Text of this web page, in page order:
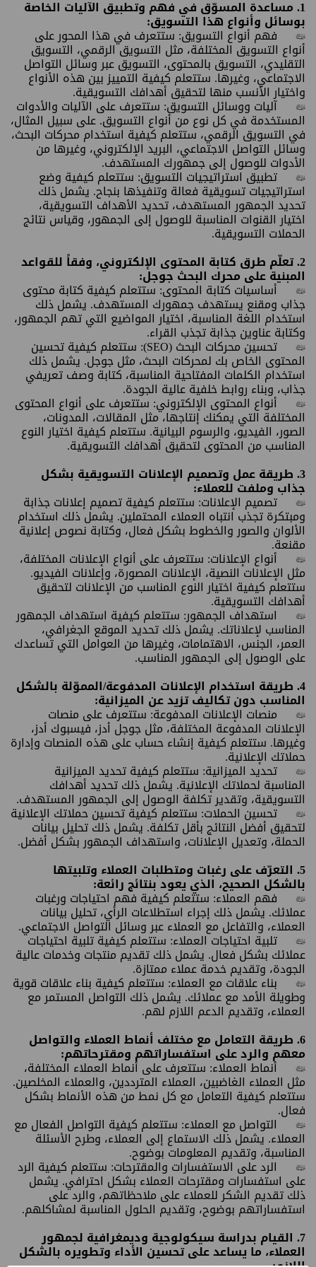
1. مساعدة المسوّق في فهم وتطبيق الآليات الخاصة
بوسائل وأنواع هذا التسويق:
• فهم أنواع التسويق: ستتعرف في هذا المحور على
أنواع التسويق المختلفة، مثل التسويق الرقمي، التسويق
التقليدي، التسويق بالمحتوى، التسويق عبر وسائل التواصل
الاجتماعي، وغيرها. ستتعلم كيفية التمييز بين هذه الأنواع
واختيار الأنسب منها لتحقيق أهدافك التسويقية.
• آليات ووسائل التسويق: ستتعرف على الآليات والأدوات
المستخدمة في كل نوع من أنواع التسويق. على سبيل المثال،
في التسويق الرقمي، ستتعلم كيفية استخدام محركات البحث،
وسائل التواصل الاجتماعي، البريد الإلكتروني، وغيرها من
الأدوات للوصول إلى جمهورك المستهدف.
• تطبيق استراتيجيات التسويق: ستتعلم كيفية وضع
استراتيجيات تسويقية فعالة وتنفيذها بنجاح. يشمل ذلك
تحديد الجمهور المستهدف، تحديد الأهداف التسويقية،
اختيار القنوات المناسبة للوصول إلى الجمهور، وقياس نتائج
الحملات التسويقية.
2. تعلّم طرق كتابة المحتوى الإلكتروني، وفقاً للقواعد
المبنية على محرك البحث جوجل:
• أساسيات كتابة المحتوى: ستتعلم كيفية كتابة محتوى
جذاب ومقنع يستهدف جمهورك المستهدف. يشمل ذلك
استخدام اللغة المناسبة، اختيار المواضيع التي تهم الجمهور،
وكتابة عناوين جذابة تجذب القراء.
• تحسين محركات البحث (SEO): ستتعلم كيفية تحسين
المحتوى الخاص بك لمحركات البحث، مثل جوجل. يشمل ذلك
استخدام الكلمات المفتاحية المناسبة، كتابة وصف تعريفي
جذاب، وبناء روابط خلفية عالية الجودة.
• أنواع المحتوى الإلكتروني: ستتعرف على أنواع المحتوى
المختلفة التي يمكنك إنتاجها، مثل المقالات، المدونات،
الصور، الفيديو، والرسوم البيانية. ستتعلم كيفية اختيار النوع
المناسب من المحتوى لتحقيق أهدافك التسويقية.
3. طريقة عمل وتصميم الإعلانات التسويقية بشكل
جذاب وملفت للعملاء:
• تصميم الإعلانات: ستتعلم كيفية تصميم إعلانات جذابة
ومبتكرة تجذب انتباه العملاء المحتملين. يشمل ذلك استخدام
الألوان والصور والخطوط بشكل فعال، وكتابة نصوص إعلانية
مقنعة.
• أنواع الإعلانات: ستتعرف على أنواع الإعلانات المختلفة،
مثل الإعلانات النصية، الإعلانات المصورة، وإعلانات الفيديو.
ستتعلم كيفية اختيار النوع المناسب من الإعلانات لتحقيق
أهدافك التسويقية.
• استهداف الجمهور: ستتعلم كيفية استهداف الجمهور
المناسب لإعلاناتك. يشمل ذلك تحديد الموقع الجغرافي،
العمر، الجنس، الاهتمامات، وغيرها من العوامل التي تساعدك
على الوصول إلى الجمهور المناسب.
4. طريقة استخدام الإعلانات المدفوعة/المموّلة بالشكل
المناسب دون تكاليف تزيد عن الميزانية:
• منصات الإعلانات المدفوعة: ستتعرف على منصات
الإعلانات المدفوعة المختلفة، مثل جوجل أدز، فيسبوك أدز،
وغيرها. ستتعلم كيفية إنشاء حساب على هذه المنصات وإدارة
حملاتك الإعلانية.
• تحديد الميزانية: ستتعلم كيفية تحديد الميزانية
المناسبة لحملاتك الإعلانية. يشمل ذلك تحديد أهدافك
التسويقية، وتقدير تكلفة الوصول إلى الجمهور المستهدف.
• تحسين الحملات: ستتعلم كيفية تحسين حملاتك الإعلانية
لتحقيق أفضل النتائج بأقل تكلفة. يشمل ذلك تحليل بيانات
الحملة، وتعديل الإعلانات، واستهداف الجمهور بشكل أفضل.
5. التعرّف على رغبات ومتطلبات العملاء وتلبيتها
بالشكل الصحيح، الذي يعود بنتائج رائعة:
• فهم العملاء: ستتعلم كيفية فهم احتياجات ورغبات
عملائك. يشمل ذلك إجراء استطلاعات الرأي، تحليل بيانات
العملاء، والتفاعل مع العملاء عبر وسائل التواصل الاجتماعي.
• تلبية احتياجات العملاء: ستتعلم كيفية تلبية احتياجات
عملائك بشكل فعال. يشمل ذلك تقديم منتجات وخدمات عالية
الجودة، وتقديم خدمة عملاء ممتازة.
• بناء علاقات مع العملاء: ستتعلم كيفية بناء علاقات قوية
وطويلة الأمد مع عملائك. يشمل ذلك التواصل المستمر مع
العملاء، وتقديم الدعم اللازم لهم.
6. طريقة التعامل مع مختلف أنماط العملاء والتواصل
معهم والرد على استفساراتهم ومقترحاتهم:
• أنماط العملاء: ستتعرف على أنماط العملاء المختلفة،
مثل العملاء الغاضبين، العملاء المترددين، والعملاء المخلصين.
ستتعلم كيفية التعامل مع كل نمط من هذه الأنماط بشكل
فعال.
• التواصل مع العملاء: ستتعلم كيفية التواصل الفعال مع
العملاء. يشمل ذلك الاستماع إلى العملاء، وطرح الأسئلة
المناسبة، وتقديم المعلومات بوضوح.
• الرد على الاستفسارات والمقترحات: ستتعلم كيفية الرد
على استفسارات ومقترحات العملاء بشكل احترافي. يشمل
ذلك تقديم الشكر للعملاء على ملاحظاتهم، والرد على
استفساراتهم بوضوح، وتقديم الحلول المناسبة لمشاكلهم.
7. القيام بدراسة سيكولوجية وديمغرافية لجمهور
العملاء، ما يساعد على تحسين الأداء وتطويره بالشكل